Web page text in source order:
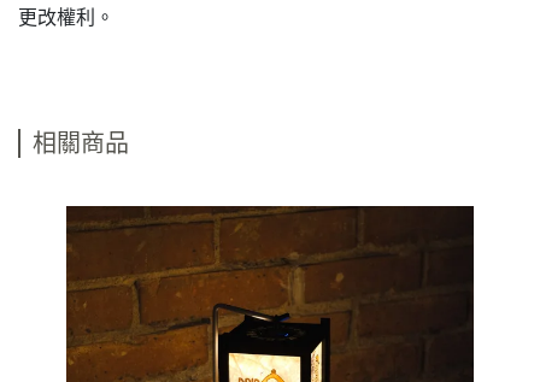
更改權利。
相關商品